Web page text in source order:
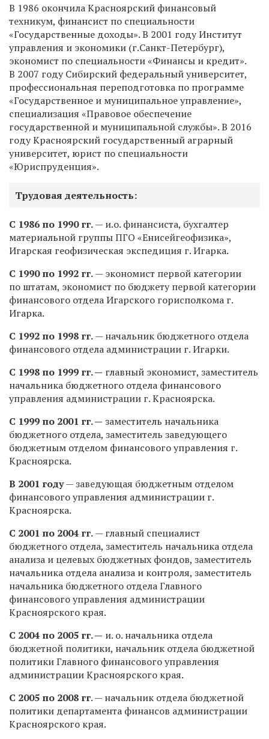
В 1986 окончила Красноярский финансовый
техникум, финансист по специальности
«Государственные доходы». В 2001 году Институт
управления и экономики (г.Санкт-Петербург),
экономист по специальности «Финансы и кредит».
В 2007 году Сибирский федеральный университет,
профессиональная переподготовка по программе
«Государственное и муниципальное управление»,
специализация «Правовое обеспечение
государственной и муниципальной службы». В 2016
году Красноярский государственный аграрный
университет, юрист по специальности
«Юриспруденция».
Трудовая деятельность:
С 1986 по 1990 гг.— и.о. финансиста, бухгалтер
материальной группы ПГО «Енисейгеофизика»,
Игарская геофизическая экспедиция г. Игарка.
С 1990 по 1992 гг.— экономист первой категории
по штатам, экономист по бюджету первой категории
финансового отдела Игарского горисполкома г.
Игарка.
С 1992 по 1998 гг.— начальник бюджетного отдела
финансового отдела администрации г. Игарки.
С 1998 по 1999 гг. — главный экономист, заместитель
начальника бюджетного отдела финансового
управления администрации г. Красноярска.
С 1999 по 2001 гг. — заместитель начальника
бюджетного отдела, заместитель заведующего
бюджетным отделом финансового управления г.
Красноярска.
В 2001 году— заведующая бюджетным отделом
финансового управления администрации г.
Красноярска.
С 2001 по 2004 гг.— главный специалист
бюджетного отдела, заместитель начальника отдела
анализа и целевых бюджетных фондов, заместитель
начальника отдела анализа и контроля, заместитель
начальника бюджетного отдела Главного
финансового управления администрации
Красноярского края.
С 2004 по 2005 гг. — и. о. начальника отдела
бюджетной политики, начальник отдела бюджетной
политики Главного финансового управления
администрации Красноярского края.
С 2005 по 2008 гг. — начальник отдела бюджетной
политики департамента финансов администрации
Красноярского края.